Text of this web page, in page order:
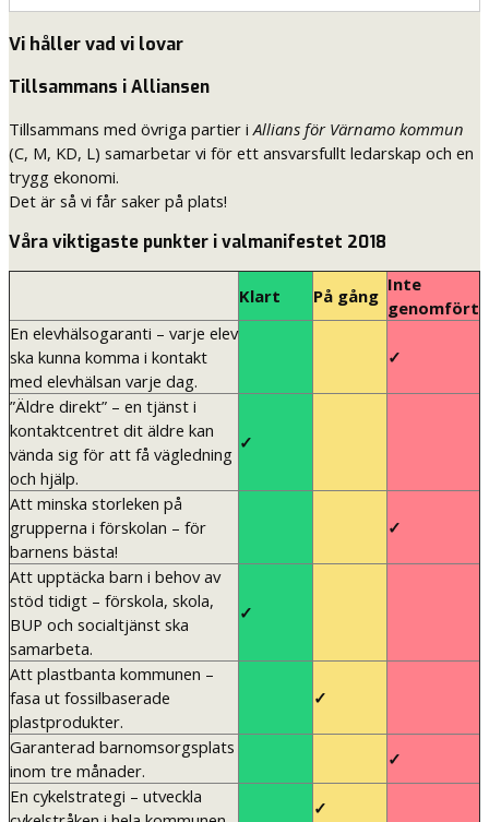
Vi håller vad vi lovar
Tillsammans i Alliansen
Tillsammans med övriga partier i Allians för Värnamo kommun
(C, M, KD, L) samarbetar vi för ett ansvarsfullt ledarskap och en
trygg ekonomi.
Det är så vi får saker på plats!
Våra viktigaste punkter i valmanifestet 2018
Klart På gång
Inte
genomfört
En elevhälsogaranti – varje elev
ska kunna komma i kontakt
med elevhälsan varje dag.
✓
”Äldre direkt” – en tjänst i
kontaktcentret dit äldre kan
vända sig för att få vägledning
och hjälp.
✓
Att minska storleken på
grupperna i förskolan – för
barnens bästa!
✓
Att upptäcka barn i behov av
stöd tidigt – förskola, skola,
BUP och socialtjänst ska
samarbeta.
✓
Att plastbanta kommunen –
fasa ut fossilbaserade
plastprodukter.
✓
Garanterad barnomsorgsplats
inom tre månader.
✓
En cykelstrategi – utveckla
✓